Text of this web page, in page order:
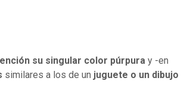
su singular color púrpura y -en
similares a los de un juguete o un dibujo